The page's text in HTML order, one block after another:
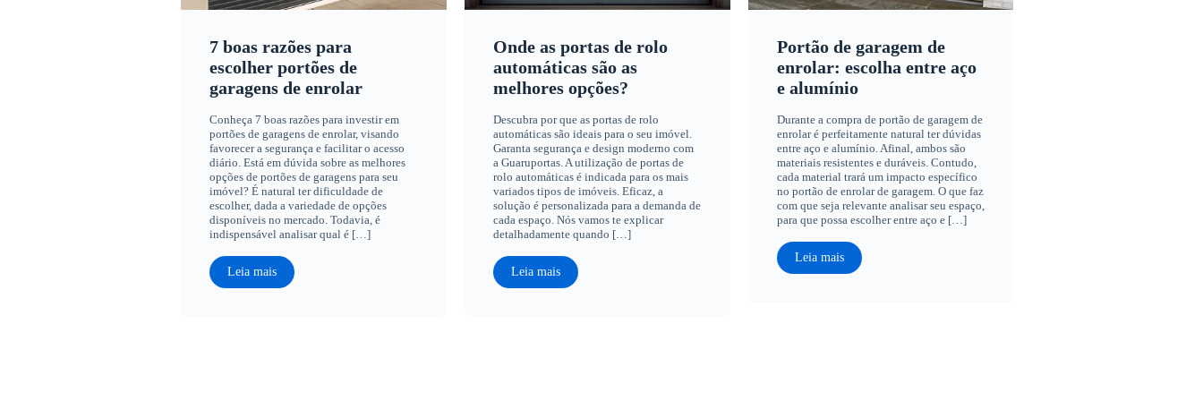
7 boas razões para
escolher portões de
garagens de enrolar
Conheça 7 boas razões para investir em
portões de garagens de enrolar, visando
favorecer a segurança e facilitar o acesso
diário. Está em dúvida sobre as melhores
opções de portões de garagens para seu
imóvel? É natural ter dificuldade de
escolher, dada a variedade de opções
disponíveis no mercado. Todavia, é
indispensável analisar qual é […]
Leia mais
Onde as portas de rolo
automáticas são as
melhores opções?
Descubra por que as portas de rolo
automáticas são ideais para o seu imóvel.
Garanta segurança e design moderno com
a Guaruportas. A utilização de portas de
rolo automáticas é indicada para os mais
variados tipos de imóveis. Eficaz, a
solução é personalizada para a demanda de
cada espaço. Nós vamos te explicar
detalhadamente quando […]
Leia mais
Portão de garagem de
enrolar: escolha entre aço
e alumínio
Durante a compra de portão de garagem de
enrolar é perfeitamente natural ter dúvidas
entre aço e alumínio. Afinal, ambos são
materiais resistentes e duráveis. Contudo,
cada material trará um impacto específico
no portão de enrolar de garagem. O que faz
com que seja relevante analisar seu espaço,
para que possa escolher entre aço e […]
Leia mais